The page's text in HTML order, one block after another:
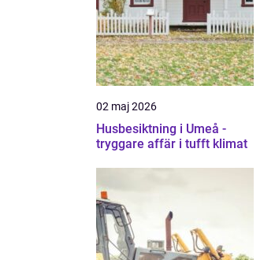
02 maj 2026
Husbesiktning i Umeå -
tryggare affär i tufft klimat